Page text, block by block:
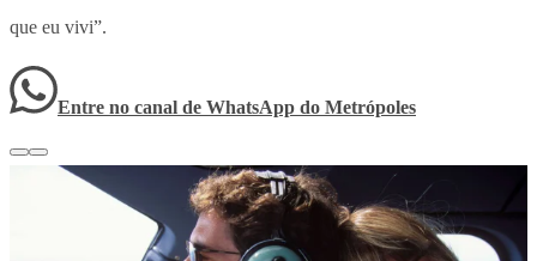
que eu vivi”.
Entre no canal de WhatsApp do Metrópoles